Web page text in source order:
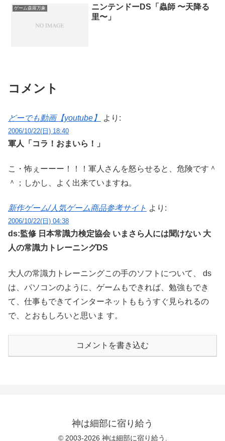
が。おまけ プチコンできるようになっ
たらやってみたい。【ニコニコ動画】プ
チコンサンプルプログラム 動作ムービー
ゲーム森羅万象
ニンテンドーDS「蟲師 〜天降る
里〜」
コメント
どーでも動画【youtube】 より:
2006/10/22(日) 18:40
軍人「コラ！おまいら！」
こ・怖ぇーーー！！！軍人さんを怒らせると、危険です＾
＾；しかし、よく出来ていますね。
新作ゲーム/人気ゲーム商品参考サイト より:
2006/10/22(日) 04:38
ds:監修 日本常識力検定協会 いまさら人には聞けない 大
人の常識力トレーニングDS
大人の常識力トレーニングこの手のソフトについて、 ds
は、パソコンのように、ゲームもできれば、勉強もでき
て、仕事もできてインターネットももうすぐ見られるの
で、とおもしろいと思いま す。
コメントを書き込む
神は細部に宿り給う
© 2003-2026 神は細部に宿り給う.